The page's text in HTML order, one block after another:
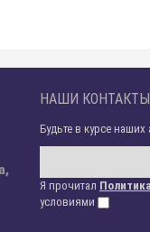
НАШИ КОНТАКТЫ
Будьте в курсе
Я прочитал
условиями